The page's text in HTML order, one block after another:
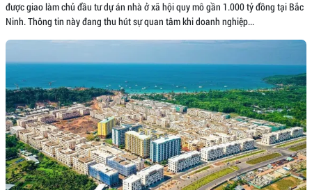
được giao làm chủ đầu tư dự án nhà ở xã hội quy mô gần 1.000 tỷ đồng tại Bắc
Ninh. Thông tin này đang thu hút sự quan tâm khi doanh nghiệp...